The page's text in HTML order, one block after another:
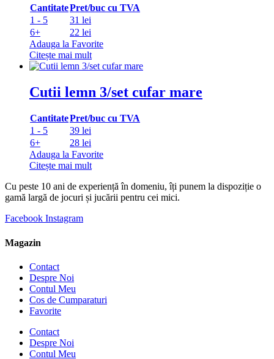
CantitatePret/buc cu TVA
1 - 5
31 lei
6+
22 lei
Adauga la Favorite
Citește mai mult
Cutii lemn 3/set cufar mare
CantitatePret/buc cu TVA
1 - 5
39 lei
6+
28 lei
Adauga la Favorite
Citește mai mult
Cu peste 10 ani de experiență în domeniu, îți punem la dispoziție o
gamă largă de jocuri și jucării pentru cei mici.
Facebook Instagram
Magazin
Contact
Despre Noi
Contul Meu
Cos de Cumparaturi
Favorite
Contact
Despre Noi
Contul Meu